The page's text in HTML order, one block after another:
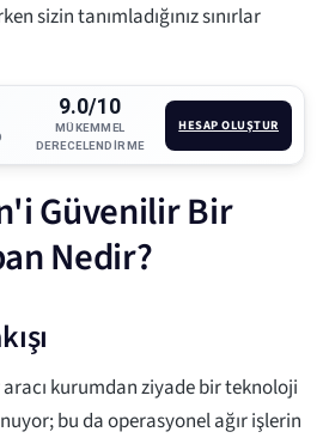
sizin tanımladığınız sınırlar
9.0/10
MÜKEMMEL
DERECELENDIRME
HESAP OLUŞTUR
Güvenilir Bir
Nedir?
kurumdan ziyade bir teknoloji
bu da operasyonel ağır işlerin